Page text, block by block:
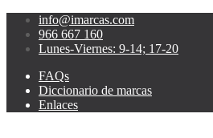
info@imarcas.com
966 667 160
Lunes-Viernes: 9-14; 17-20
FAQs
Diccionario de marcas
Enlaces